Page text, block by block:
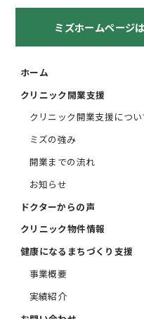
ミズホームページ
ホーム
クリニック開業支援
クリニック開業支援につい
ミズの強み
開業までの流れ
お知らせ
ドクターからの声
クリニック物件情報
健康になるまちづくり支援
事業概要
実績紹介